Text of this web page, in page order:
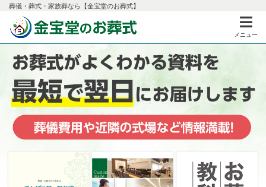
葬儀・葬式・家族葬なら【金宝堂のお葬式】
メニュー